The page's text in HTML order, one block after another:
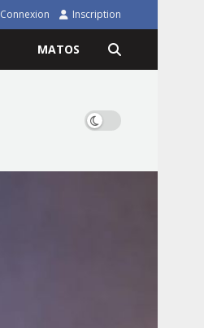
Connexion Inscription
MATOS